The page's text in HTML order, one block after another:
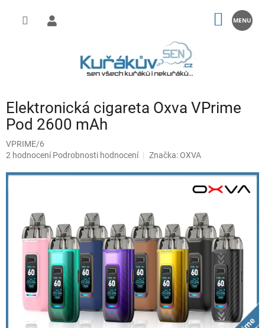
KOŠÍK
Elektronická cigareta Oxva VPrime
Pod 2600 mAh
VPRIME/6
Průměrné
produktu
je
hvězdiček.
2 hodnocení Podrobnosti hodnocení Značka: OXVA